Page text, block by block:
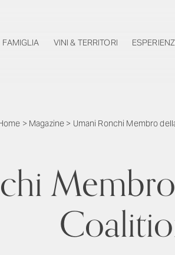
FAMIGLIA VINI & TERRITORI
> Magazine > Umani Ronchi Membro